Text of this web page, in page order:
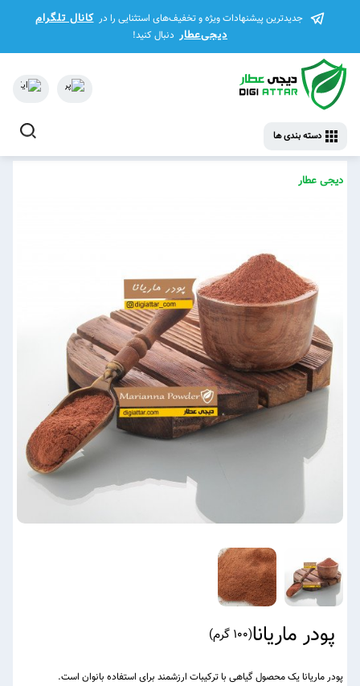
جدیدترین پیشنهادات ویژه و تخفیف‌های استثنایی را در کانال تلگرام
دیجی‌عطار دنبال کنید!
دسته بندی ها
دیجی عطار
پودر ماریانا(100 گرم )
پودر ماریانا یک محصول گیاهی با ترکیبات ارزشمند برای استفاده بانوان است.